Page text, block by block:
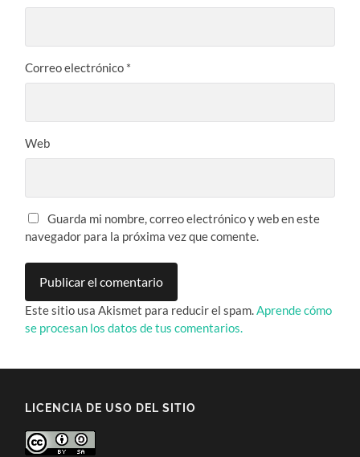
Correo electrónico *
Web
Guarda mi nombre, correo electrónico y web en este
navegador para la próxima vez que comente.
Este sitio usa Akismet para reducir el spam.Aprende cómo
se procesan los datos de tus comentarios.
LICENCIA DE USO DEL SITIO